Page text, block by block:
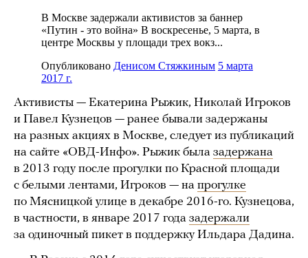
Активисты — Екатерина Рыжик, Николай Игроков
и Павел Кузнецов — ранее бывали задержаны
на разных акциях в Москве, следует из публикаций
на сайте «ОВД-Инфо». Рыжик была задержана
в 2013 году после прогулки по Красной площади
с белыми лентами, Игроков — на прогулке
по Мясницкой улице в декабре 2016-го. Кузнецова,
в частности, в январе 2017 года задержали
за одиночный пикет в поддержку Ильдара Дадина.